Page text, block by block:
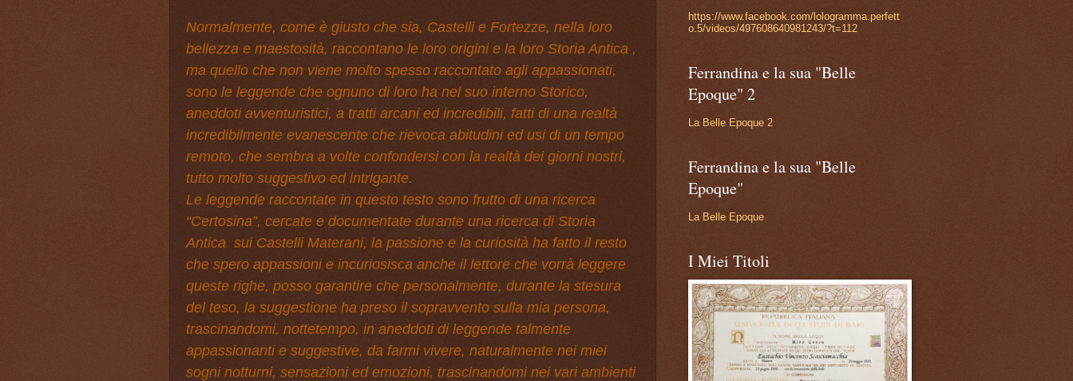
Normalmente, come è giusto che sia, Castelli e Fortezze, nella loro
bellezza e maestosità, raccontano le loro origini e la loro Storia Antica ,
ma quello che non viene molto spesso raccontato agli appassionati,
sono le leggende che ognuno di loro ha nel suo interno Storico,
aneddoti avventuristici, a tratti arcani ed incredibili, fatti di una realtà
incredibilmente evanescente che rievoca abitudini ed usi di un tempo
remoto, che sembra a volte confondersi con la realtà dei giorni nostri,
tutto molto suggestivo ed intrigante.
Le leggende raccontate in questo testo sono frutto di una ricerca
“Certosina”, cercate e documentate durante una ricerca di Storia
Antica sui Castelli Materani, la passione e la curiosità ha fatto il resto
che spero appassioni e incuriosisca anche il lettore che vorrà leggere
queste righe, posso garantire che personalmente, durante la stesura
del teso, la suggestione ha preso il sopravvento sulla mia persona,
trascinandomi, nottetempo, in aneddoti di leggende talmente
appassionanti e suggestive, da farmi vivere, naturalmente nei miei
sogni notturni, sensazioni ed emozioni, trascinandomi nei vari ambienti
https://www.facebook.com/lologramma.perfett
o.5/videos/497608640981243/?t=112
Ferrandina e la sua "Belle
Epoque" 2
La Belle Epoque 2
Ferrandina e la sua "Belle
Epoque"
La Belle Epoque
I Miei Titoli